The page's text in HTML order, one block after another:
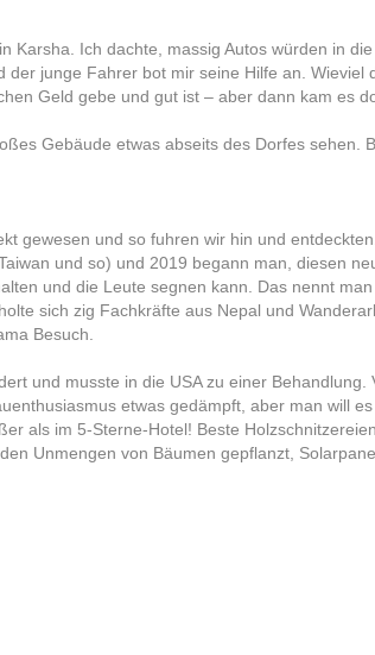
Karsha. Ich dachte, massig Autos würden in
junge Fahrer bot mir seine Hilfe an.
Geld gebe und gut ist – aber dann kam es
Gebäude etwas abseits des Dorfes
gewesen und so fuhren wir hin und
und so) und 2019 begann man, diesen
und die Leute segnen kann. Das nennt
sich zig Fachkräfte aus Nepal und
Besuch.
und musste in die USA zu einer
etwas gedämpft, aber man will
als im 5-Sterne-Hotel! Beste
Unmengen von Bäumen gepflanzt,